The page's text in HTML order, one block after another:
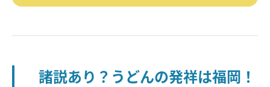
諸説あり？うどんの発祥は福岡！